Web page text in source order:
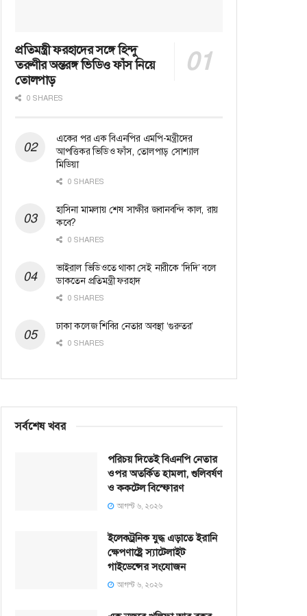
প্রতিমন্ত্রী ফরহাদের সঙ্গে হিন্দু
তরুণীর অন্তরঙ্গ ভিডিও ফাঁস নিয়ে
তোলপাড়
0 SHARES
একের পর এক বিএনপির এমপি-মন্ত্রীদের
আপত্তিকর ভিডিও ফাঁস, তোলপাড় সোশ্যাল
মিডিয়া
0 SHARES
হাসিনা মামলায় শেষ সাক্ষীর জবানবন্দি কাল, রায়
কবে?
0 SHARES
ভাইরাল ভিডিওতে থাকা সেই নারীকে ‘দিদি’ বলে
ডাকতেন প্রতিমন্ত্রী ফরহাদ
0 SHARES
ঢাকা কলেজ শিবির নেতার অবস্থা ‘গুরুতর’
0 SHARES
সর্বশেষ খবর
পরিচয় দিতেই বিএনপি নেতার
ওপর অতর্কিত হামলা, গুলিবর্ষণ
ও ককটেল বিস্ফোরণ
আগস্ট ৬, ২০২৬
ইলেকট্রনিক যুদ্ধ এড়াতে ইরানি
ক্ষেপণাষ্ট্রে স্যাটেলাইট
গাইডেন্সের সংযোজন
আগস্ট ৬, ২০২৬